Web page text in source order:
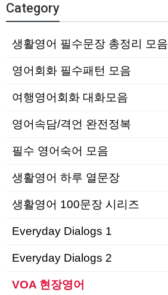
Category
생활영어 필수문장 총정리 모음
영어회화 필수패턴 모음
여행영어회화 대화모음
영어속담/격언 완전정복
필수 영어숙어 모음
생활영어 하루 열문장
생활영어 100문장 시리즈
Everyday Dialogs 1
Everyday Dialogs 2
VOA 현장영어